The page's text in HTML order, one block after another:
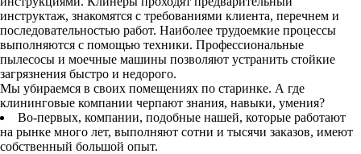
инструктаж, знакомятся с требованиями клиента, перечнем и
последовательностью работ. Наиболее трудоемкие процессы
выполняются с помощью техники. Профессиональные
пылесосы и моечные машины позволяют устранить стойкие
загрязнения быстро и недорого.
Мы убираемся в своих помещениях по старинке. А где
клининговые компании черпают знания, навыки, умения?
Во-первых, компании, подобные нашей, которые работают
на рынке много лет, выполняют сотни и тысячи заказов, имеют
собственный большой опыт.